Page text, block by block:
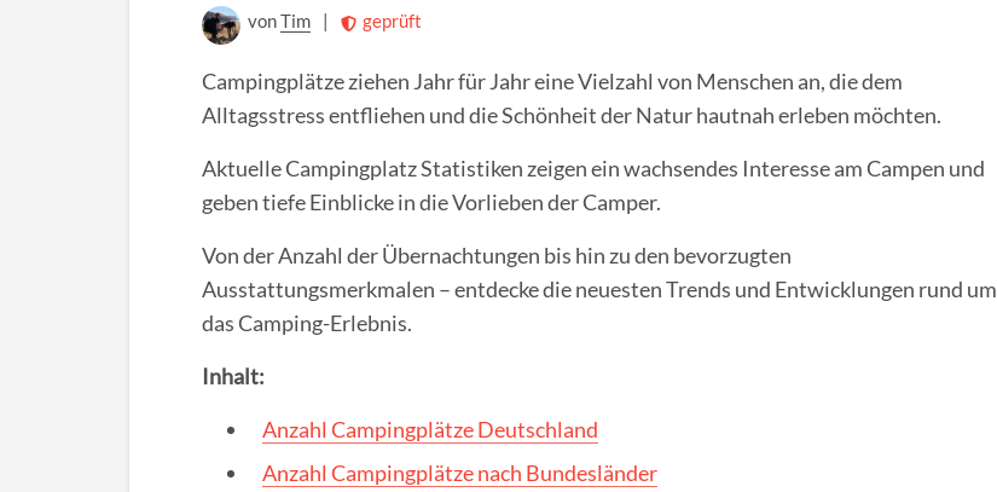
vonTim geprüft
Campingplätze ziehen Jahr für Jahr eine Vielzahl von Menschen an, die dem
Alltagsstress entfliehen und die Schönheit der Natur hautnah erleben möchten.
Aktuelle Campingplatz Statistiken zeigen ein wachsendes Interesse am Campen und
geben tiefe Einblicke in die Vorlieben der Camper.
Von der Anzahl der Übernachtungen bis hin zu den bevorzugten
Ausstattungsmerkmalen – entdecke die neuesten Trends und Entwicklungen rund um
das Camping-Erlebnis.
Inhalt:
Anzahl Campingplätze Deutschland
Anzahl Campingplätze nach Bundesländer